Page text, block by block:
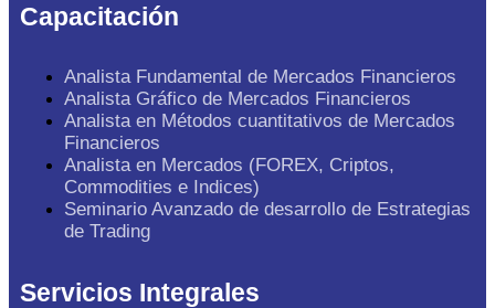
Capacitación
Analista Fundamental de Mercados Financieros
Analista Gráfico de Mercados Financieros
Analista en Métodos cuantitativos de Mercados
Financieros
Analista en Mercados (FOREX, Criptos,
Commodities e Indices)
Seminario Avanzado de desarrollo de Estrategias
de Trading
Servicios Integrales